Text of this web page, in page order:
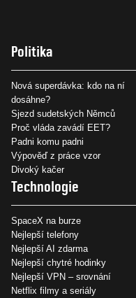
Politika
Nová superdávka: kdo na ní
dosáhne?
Sjezd sudetských Němců
Proč vláda zavádí EET?
Padni komu padni
Výpověď z práce vzor
Divoký kačer
Technologie
SpaceX na burze
Nejlepší telefony
Nejlepší AI zdarma
Nejlepší chytré hodinky
Nejlepší VPN – srovnání
Netflix filmy a seriály